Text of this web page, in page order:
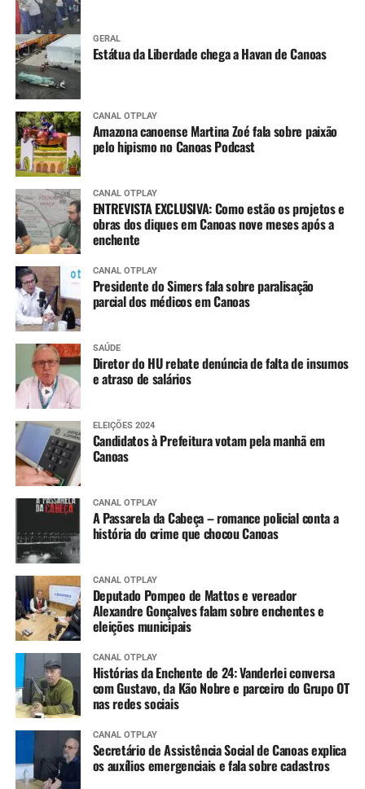
GERAL
Estátua da Liberdade chega a Havan de Canoas
CANAL OTPLAY
Amazona canoense Martina Zoé fala sobre paixão
pelo hipismo no Canoas Podcast
CANAL OTPLAY
ENTREVISTA EXCLUSIVA: Como estão os projetos e
obras dos diques em Canoas nove meses após a
enchente
CANAL OTPLAY
Presidente do Simers fala sobre paralisação
parcial dos médicos em Canoas
SAÚDE
Diretor do HU rebate denúncia de falta de insumos
e atraso de salários
ELEIÇÕES 2024
Candidatos à Prefeitura votam pela manhã em
Canoas
CANAL OTPLAY
A Passarela da Cabeça – romance policial conta a
história do crime que chocou Canoas
CANAL OTPLAY
Deputado Pompeo de Mattos e vereador
Alexandre Gonçalves falam sobre enchentes e
eleições municipais
CANAL OTPLAY
Histórias da Enchente de 24: Vanderlei conversa
com Gustavo, da Kão Nobre e parceiro do Grupo OT
nas redes sociais
CANAL OTPLAY
Secretário de Assistência Social de Canoas explica
os auxílios emergenciais e fala sobre cadastros